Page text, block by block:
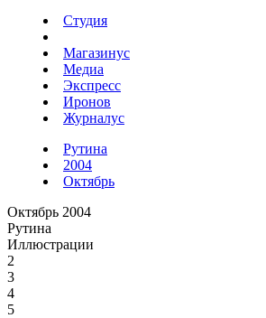
Студия
Магазинус
Медиа
Экспресс
Иронов
Журналус
Рутина
2004
Октябрь
Октябрь 2004
Рутина
Иллюстрации
2
3
4
5